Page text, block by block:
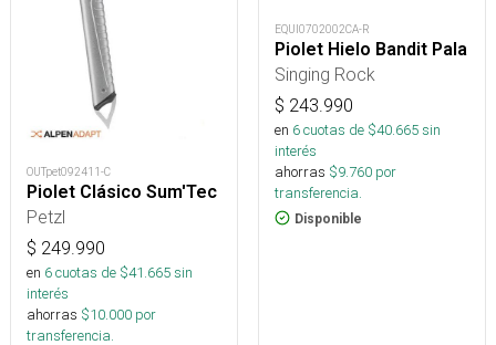
OUTpet092411-C
Piolet Clásico Sum'Tec
Petzl
$ 249.990
en 6cuotas de $41.665sin
interés
ahorras $10.000 por
transferencia.
EQUI0702002CA-R
Piolet Hielo Bandit Pala
Singing Rock
$ 243.990
en 6cuotas de $40.665sin
interés
ahorras $9.760 por
transferencia.
Disponible